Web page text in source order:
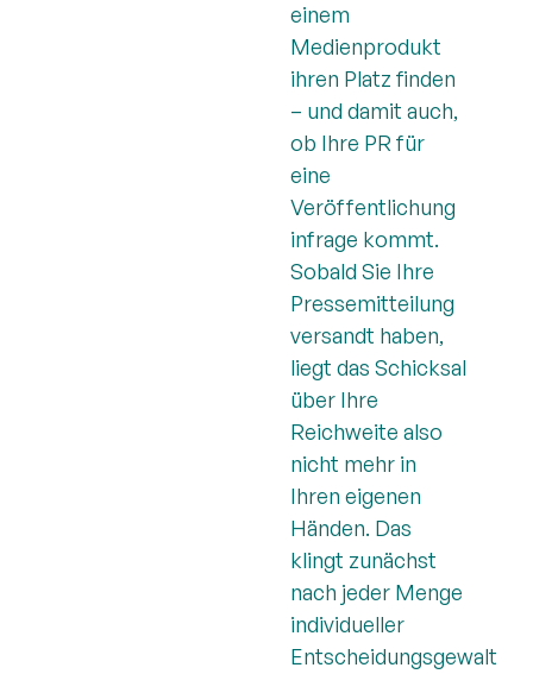
einem
Medienprodukt
ihren Platz finden
– und damit auch,
ob Ihre PR für
eine
Veröffentlichung
infrage kommt.
Sobald Sie Ihre
Pressemitteilung
versandt haben,
liegt das Schicksal
über Ihre
Reichweite also
nicht mehr in
Ihren eigenen
Händen. Das
klingt zunächst
nach jeder Menge
individueller
Entscheidungsgewalt